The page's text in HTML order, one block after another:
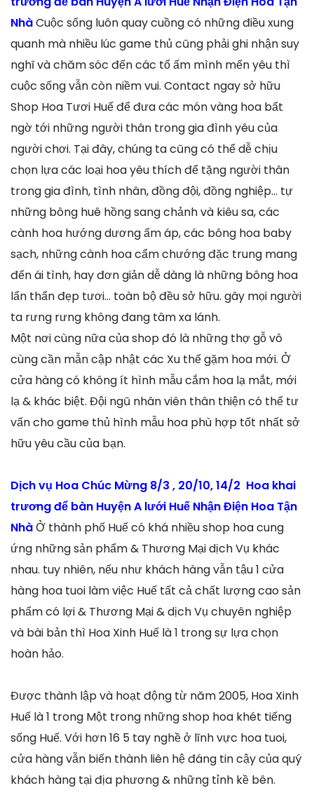
NhàCuộc sống luôn quay cuồng có những điều xung
quanh mà nhiều lúc game thủ cũng phải ghi nhận suy
nghĩ và chăm sóc đến các tổ ấm mình mến yêu thì
cuộc sống vẫn còn niềm vui. Contact ngay sở hữu
Shop Hoa Tươi Huế để đưa các món vàng hoa bất
ngờ tới những người thân trong gia đình yêu của
người chơi. Tại đây, chúng ta cũng có thể dễ chịu
chọn lựa các loại hoa yêu thích để tặng người thân
trong gia đình, tình nhân, đồng đội, đồng nghiệp… tự
những bông huê hồng sang chảnh và kiêu sa, các
cành hoa hướng dương ấm áp, các bông hoa baby
sạch, những cành hoa cẩm chướng đặc trung mang
đến ái tình, hay đơn giản dễ dàng là những bông hoa
lẩn thẩn đẹp tươi… toàn bộ đều sở hữu. gây mọi người
ta rưng rưng không đang tâm xa lánh.
Một nơi cùng nữa của shop đó là những thợ gỗ vô
cùng cần mẫn cập nhật các Xu thế gặm hoa mới. Ở
cửa hàng có không ít hình mẫu cắm hoa lạ mắt, mới
lạ & khác biệt. Đội ngũ nhân viên thân thiện có thể tư
vấn cho game thủ hình mẫu hoa phù hợp tốt nhất sở
hữu yêu cầu của bạn.
Dịch vụ Hoa Chúc Mừng 8/3 , 20/10, 14/2 Hoa khai
trương để bàn Huyện A lưới Huế Nhận Điện Hoa Tận
NhàỞ thành phố Huế có khá nhiều shop hoa cung
ứng những sản phẩm & Thương Mại dịch Vụ khác
nhau. tuy nhiên, nếu như khách hàng vẫn tậu 1 cửa
hàng hoa tuoi làm việc Huế tất cả chất lượng cao sản
phẩm có lợi & Thương Mại & dịch Vụ chuyên nghiệp
và bài bản thì Hoa Xinh Huế là 1 trong sự lựa chọn
hoàn hảo.
Được thành lập và hoạt động từ năm 2005, Hoa Xinh
Huế là 1 trong Một trong những shop hoa khét tiếng
sống Huế. Với hơn 16 5 tay nghề ở lĩnh vực hoa tuoi,
cửa hàng vẫn biến thành liên hệ đáng tin cậy của quý
khách hàng tại địa phương & những tỉnh kề bên.